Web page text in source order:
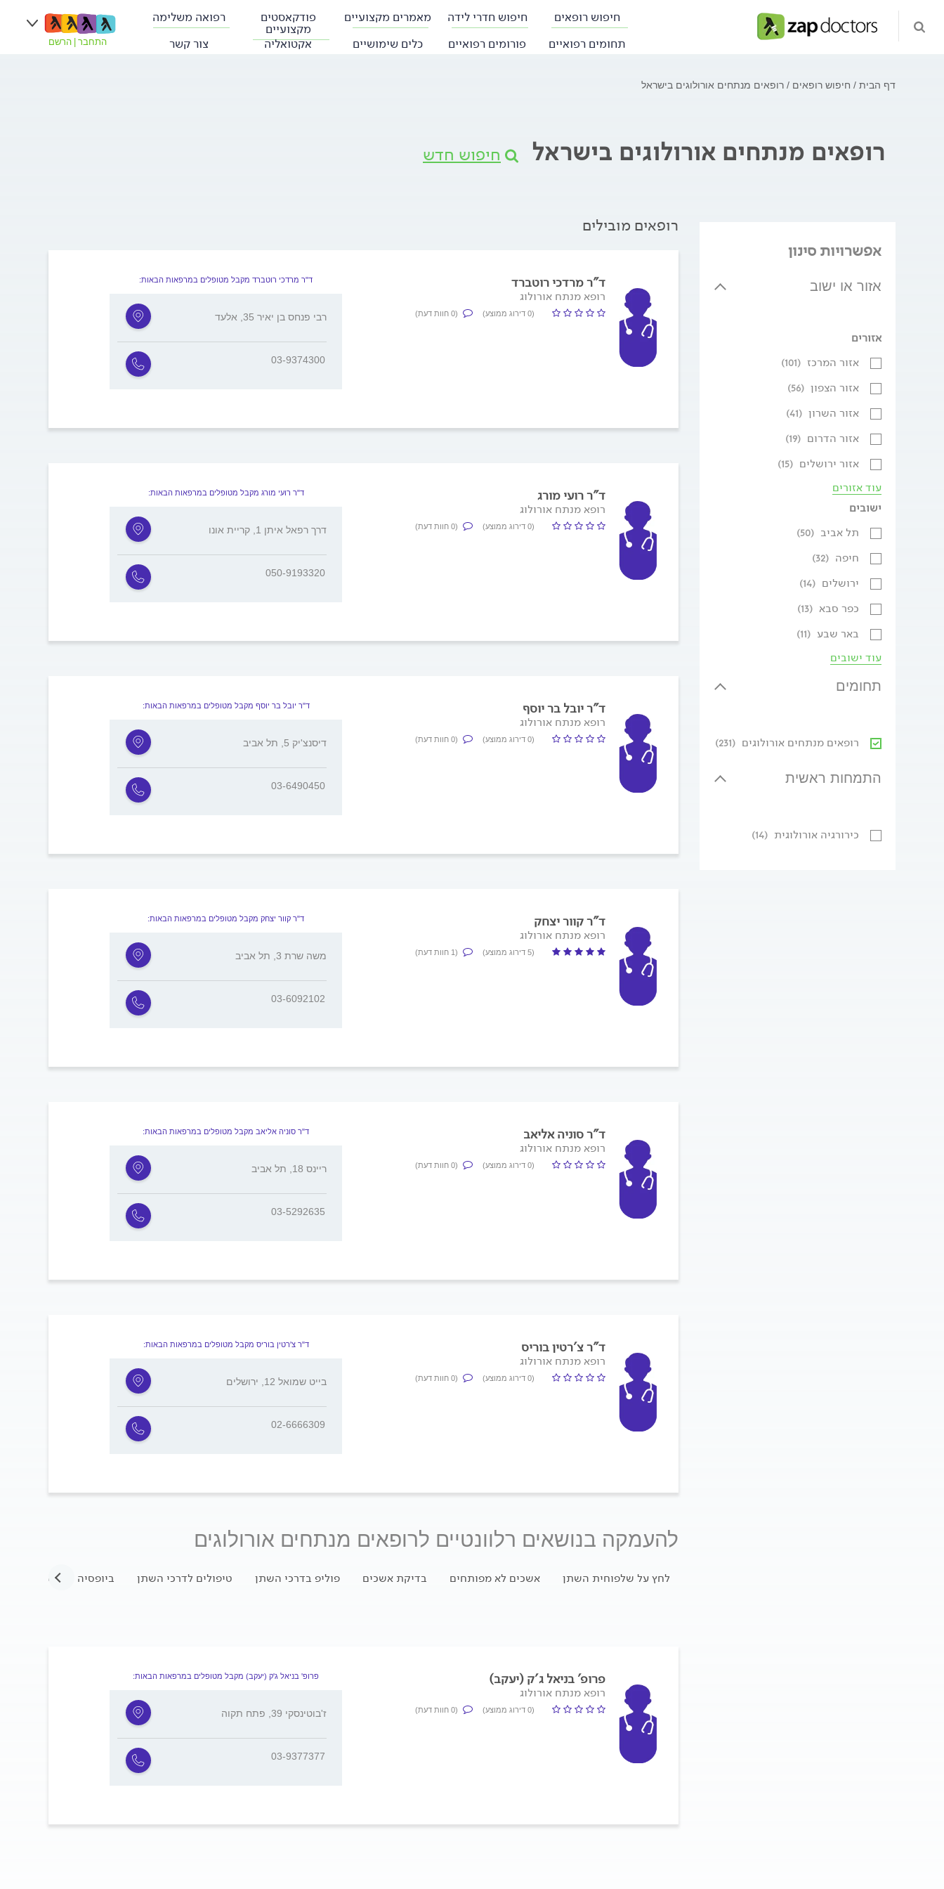
חיפוש רופאים חיפוש חדרי לידה מאמרים מקצועיים פודקאסטים
מקצועיים
רפואה משלימה
תחומים רפואיים
פורומים רפואיים כלים שימושיים אקטואליה צור קשר התחבר הרשם
דף הבית חיפוש רופאים רופאים מנתחים אורולוגים בישראל
רופאים מנתחים אורולוגים בישראל חיפוש חדש
אפשרויות סינון
אזור או ישוב
אזורים
אזור המרכז (101)
אזור הצפון (56)
אזור השרון (41)
אזור הדרום (19)
אזור ירושלים (15)
עוד אזורים
ישובים
תל אביב (50)
חיפה (32)
ירושלים (14)
כפר סבא (13)
באר שבע (11)
עוד ישובים
תחומים
רופאים מנתחים אורולוגים (231)
התמחות ראשית
כירורגיה אורולוגית (14)
רופאים מובילים
ד"ר מרדכי רוטברד
רופא מנתח אורולוג
(0 דירוג ממוצע) (0 חוות דעת)
ד"ר מרדכי רוטברד מקבל מטופלים במרפאות הבאות:
רבי פנחס בן יאיר 35, אלעד
03-9374300
ד"ר רועי מורג
רופא מנתח אורולוג
(0 דירוג ממוצע) (0 חוות דעת)
ד"ר רועי מורג מקבל מטופלים במרפאות הבאות:
דרך רפאל איתן 1, קריית אונו
050-9193320
ד"ר יובל בר יוסף
רופא מנתח אורולוג
(0 דירוג ממוצע) (0 חוות דעת)
ד"ר יובל בר יוסף מקבל מטופלים במרפאות הבאות:
דיסנצ'יק 5, תל אביב
03-6490450
ד"ר קוור יצחק
רופא מנתח אורולוג
(5 דירוג ממוצע) (1 חוות דעת)
ד"ר קוור יצחק מקבל מטופלים במרפאות הבאות:
משה שרת 3, תל אביב
03-6092102
ד"ר סוניה אליאב
רופא מנתח אורולוג
(0 דירוג ממוצע) (0 חוות דעת)
ד"ר סוניה אליאב מקבל מטופלים במרפאות הבאות:
ריינס 18, תל אביב
03-5292635
ד"ר צ'רטין בוריס
רופא מנתח אורולוג
(0 דירוג ממוצע) (0 חוות דעת)
ד"ר צ'רטין בוריס מקבל מטופלים במרפאות הבאות:
בייט שמואל 12, ירושלים
02-6666309
להעמקה בנושאים רלוונטיים לרופאים מנתחים אורולוגים
לחץ על שלפוחית השתן אשכים לא מפותחים בדיקת אשכים פוליפ בדרכי השתן טיפולים לדרכי השתן ביופסיה של השלפוחית
פרופ' בניאל ג'ק (יעקב)
רופא מנתח אורולוג
(0 דירוג ממוצע) (0 חוות דעת)
פרופ' בניאל ג'ק (יעקב) מקבל מטופלים במרפאות הבאות:
ז'בוטינסקי 39, פתח תקוה
03-9377377